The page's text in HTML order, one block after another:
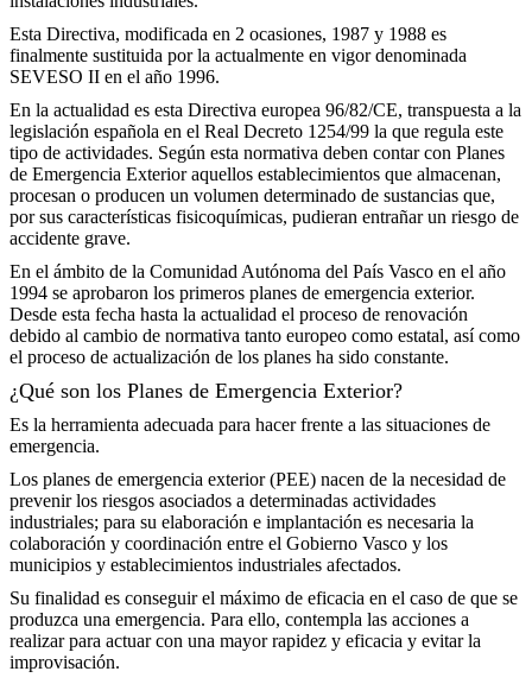
Esta Directiva, modificada en 2 ocasiones, 1987 y 1988 es
finalmente sustituida por la actualmente en vigor denominada
SEVESO II en el año 1996.
En la actualidad es esta Directiva europea 96/82/CE, transpuesta a la
legislación española en el Real Decreto 1254/99 la que regula este
tipo de actividades. Según esta normativa deben contar con Planes
de Emergencia Exterior aquellos establecimientos que almacenan,
procesan o producen un volumen determinado de sustancias que,
por sus características fisicoquímicas, pudieran entrañar un riesgo de
accidente grave.
En el ámbito de la Comunidad Autónoma del País Vasco en el año
1994 se aprobaron los primeros planes de emergencia exterior.
Desde esta fecha hasta la actualidad el proceso de renovación
debido al cambio de normativa tanto europeo como estatal, así como
el proceso de actualización de los planes ha sido constante.
¿Qué son los Planes de Emergencia Exterior?
Es la herramienta adecuada para hacer frente a las situaciones de
emergencia.
Los planes de emergencia exterior (PEE) nacen de la necesidad de
prevenir los riesgos asociados a determinadas actividades
industriales; para su elaboración e implantación es necesaria la
colaboración y coordinación entre el Gobierno Vasco y los
municipios y establecimientos industriales afectados.
Su finalidad es conseguir el máximo de eficacia en el caso de que se
produzca una emergencia. Para ello, contempla las acciones a
realizar para actuar con una mayor rapidez y eficacia y evitar la
improvisación.